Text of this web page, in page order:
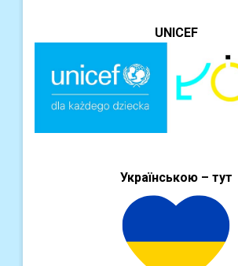
UNICEF
Українською – тут